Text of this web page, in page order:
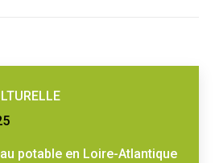
potable en Loire-Atlantique